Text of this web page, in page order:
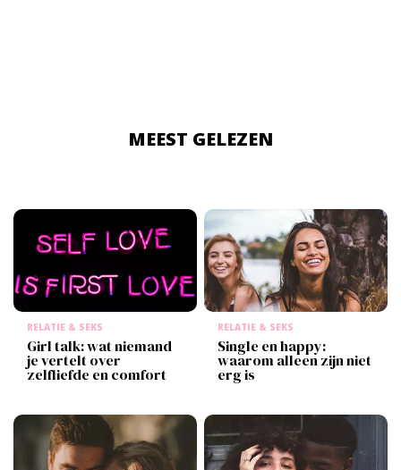
MEEST GELEZEN
RELATIE & SEKS
Girl talk: wat niemand
je vertelt over
zelfliefde en comfort
RELATIE & SEKS
Single en happy:
waarom alleen zijn niet
erg is